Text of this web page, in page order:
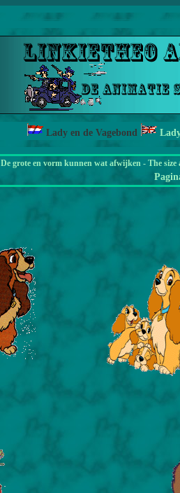
Lady en de Vagebond
De grote en vorm kunnen wat afwijken - The